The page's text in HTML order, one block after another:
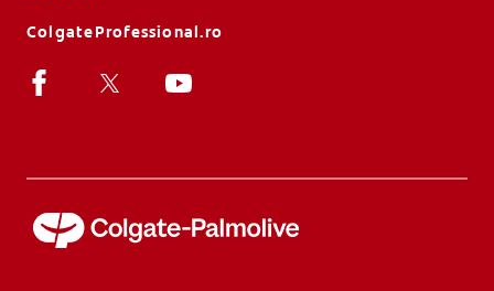
ColgateProfessional.ro